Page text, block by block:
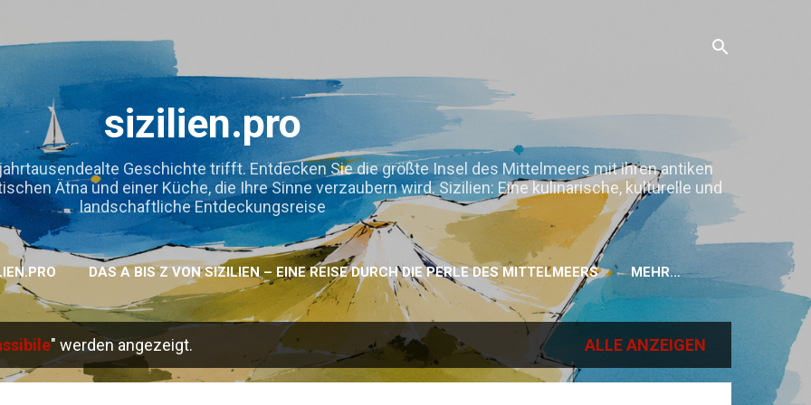
sizilien.pro
Geschichte trifft. Entdecken Sie die größte Insel des Mittelmeers mit ihren antiken
Ätna und einer Küche, die Ihre Sinne verzaubern wird. Sizilien: Eine kulinarische, kulturelle und
landschaftliche Entdeckungsreise
DAS A BIS Z VON SIZILIEN – EINE REISE DURCH DIE PERLE DES MITTELMEERS MEHR…
" werden angezeigt. ALLE ANZEIGEN